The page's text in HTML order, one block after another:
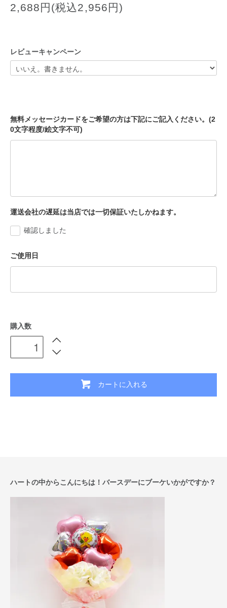
2,688円(税込2,956円)
レビューキャンペーン
無料メッセージカードをご希望の方は下記にご記入ください。(2
0文字程度/絵文字不可)
運送会社の遅延は当店では一切保証いたしかねます。
確認しました
ご使用日
購入数
カートに入れる
ハートの中からこんにちは！バースデーにブーケいかがですか？